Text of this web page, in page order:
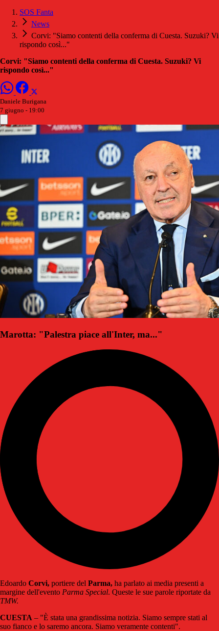
SOS Fanta
News
Corvi: "Siamo contenti della conferma di Cuesta. Suzuki? Vi
rispondo così..."
Corvi: "Siamo contenti della conferma di Cuesta. Suzuki? Vi
rispondo così..."
Daniele Burigana
7 giugno - 19:00
Marotta: "Palestra piace all'Inter, ma..."
Edoardo Corvi, portiere del Parma, ha parlato ai media presenti a
margine dell'evento Parma Special. Queste le sue parole riportate da
TMW.
CUESTA – "È stata una grandissima notizia. Siamo sempre stati al
suo fianco e lo saremo ancora. Siamo veramente contenti".